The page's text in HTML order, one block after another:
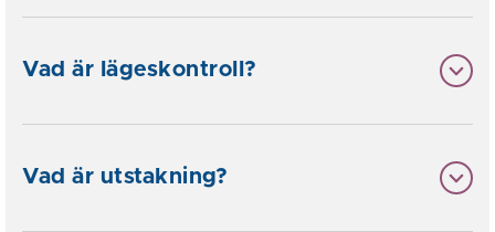
Vad är lägeskontroll?
Vad är utstakning?